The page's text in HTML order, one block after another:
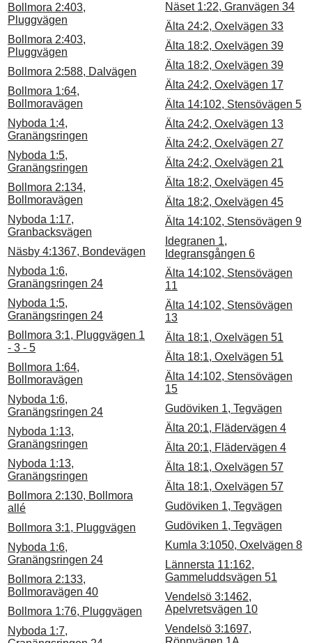
Bollmora 2:403,
Pluggvägen
Bollmora 2:403,
Pluggvägen
Bollmora 2:588, Dalvägen
Bollmora 1:64,
Bollmoravägen
Nyboda 1:4,
Granängsringen
Nyboda 1:5,
Granängsringen
Bollmora 2:134,
Bollmoravägen
Nyboda 1:17,
Granbacksvägen
Näsby 4:1367, Bondevägen
Nyboda 1:6,
Granängsringen 24
Nyboda 1:5,
Granängsringen 24
Bollmora 3:1, Pluggvägen 1
- 3 - 5
Bollmora 1:64,
Bollmoravägen
Nyboda 1:6,
Granängsringen 24
Nyboda 1:13,
Granängsringen
Nyboda 1:13,
Granängsringen
Bollmora 2:130, Bollmora
allé
Bollmora 3:1, Pluggvägen
Nyboda 1:6,
Granängsringen 24
Bollmora 2:133,
Bollmoravägen 40
Bollmora 1:76, Pluggvägen
Nyboda 1:7,
Näset 1:22, Granvägen 34
Älta 24:2, Oxelvägen 33
Älta 18:2, Oxelvägen 39
Älta 18:2, Oxelvägen 39
Älta 24:2, Oxelvägen 17
Älta 14:102, Stensövägen 5
Älta 24:2, Oxelvägen 13
Älta 24:2, Oxelvägen 27
Älta 24:2, Oxelvägen 21
Älta 18:2, Oxelvägen 45
Älta 18:2, Oxelvägen 45
Älta 14:102, Stensövägen 9
Idegranen 1,
Idegransgången 6
Älta 14:102, Stensövägen
11
Älta 14:102, Stensövägen
13
Älta 18:1, Oxelvägen 51
Älta 18:1, Oxelvägen 51
Älta 14:102, Stensövägen
15
Gudöviken 1, Tegvägen
Älta 20:1, Flädervägen 4
Älta 20:1, Flädervägen 4
Älta 18:1, Oxelvägen 57
Älta 18:1, Oxelvägen 57
Gudöviken 1, Tegvägen
Gudöviken 1, Tegvägen
Kumla 3:1050, Oxelvägen 8
Lännersta 11:162,
Gammeluddsvägen 51
Vendelsö 3:1462,
Apelvretsvägen 10
Vendelsö 3:1697,